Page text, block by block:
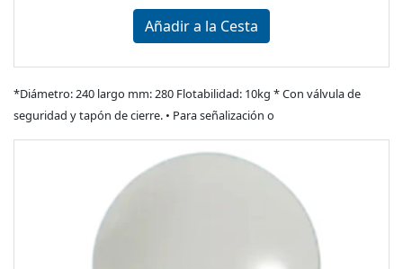
Añadir a la Cesta
*Diámetro: 240 largo mm: 280 Flotabilidad: 10kg * Con válvula de
seguridad y tapón de cierre. • Para señalización o